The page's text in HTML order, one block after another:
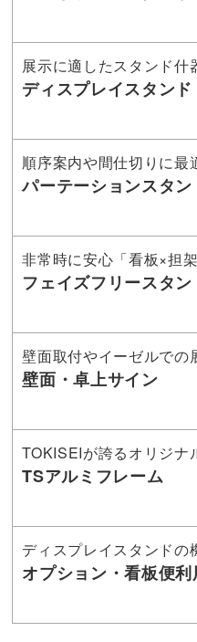
展示に適したスタンド什
ディスプレイスタンド
順序案内や間仕切りに最
パーテーションスタン
非常時に安心「看板×担
フェイズフリースタン
壁面取付やイーゼルでの
壁面・卓上サイン
TOKISEIが誇るオリジナ
TSアルミフレーム
ディスプレイスタンドの
オプション・看板便利